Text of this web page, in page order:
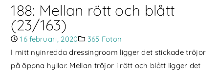
188: Mellan rött och blått
(23/163)
16 februari, 2020
365 Foton
I mitt nyinredda dressingroom ligger det stickade tröjor
på öppna hyllar. Mellan tröjor i rött och blått ligger det